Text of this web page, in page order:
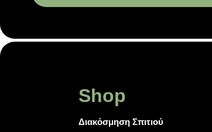
Shop
Διακόσμηση Σπιτιού